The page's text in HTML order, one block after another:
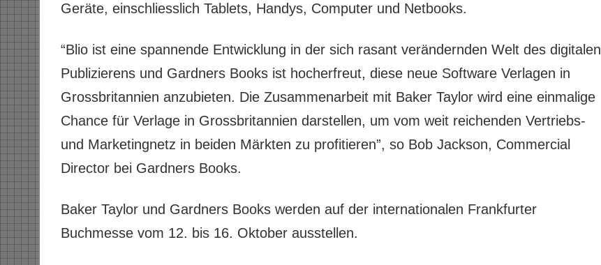
Geräte, einschliesslich Tablets, Handys, Computer und Netbooks.
“Blio ist eine spannende Entwicklung in der sich rasant verändernden Welt des digitalen
Publizierens und Gardners Books ist hocherfreut, diese neue Software Verlagen in
Grossbritannien anzubieten. Die Zusammenarbeit mit Baker Taylor wird eine einmalige
Chance für Verlage in Grossbritannien darstellen, um vom weit reichenden Vertriebs-
und Marketingnetz in beiden Märkten zu profitieren”, so Bob Jackson, Commercial
Director bei Gardners Books.
Baker Taylor und Gardners Books werden auf der internationalen Frankfurter
Buchmesse vom 12. bis 16. Oktober ausstellen.